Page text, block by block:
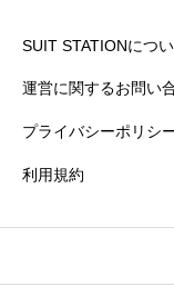
星の数をお選びく
雰囲気
星の数をお選びく
SUIT STATIONにつ
運営に関するお問い
プライバシーポリシ
利用規約